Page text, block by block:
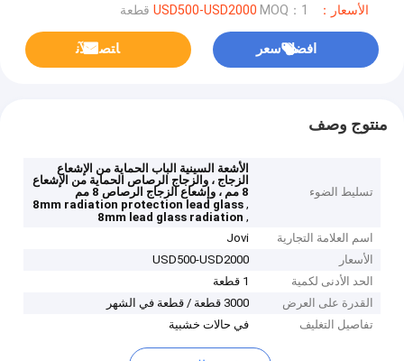
الأسعار：USD500-USD2000 MOQ：1 قطعة
افضل سعر ﺎﺘﺼﻟ ﺍﻶﻧ
منتوج وصف
تسليط الضوء
الأشعة السينية الباب الحماية من الإشعاع
الزجاج ، والزجاج الرصاص الحماية من الإشعاع
8 مم ، وإشعاع الزجاج الرصاص 8 مم
,
8mm radiation protection lead glass
,
8mm lead glass radiation
اسم العلامة التجارية
Jovi
الأسعار
USD500-USD2000
الحد الأدنى لكمية
1 قطعة
القدرة على العرض
3000 قطعة / قطعة في الشهر
تفاصيل التغليف
في حالات خشبية